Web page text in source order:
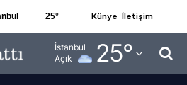
25° Künye İletişim
İstanbul
Açık
25°
Adana
Adıyaman